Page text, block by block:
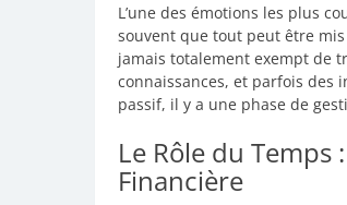
L’une des émotions les plus
souvent que tout peut être
jamais totalement exempt de
connaissances, et parfois des
passif, il y a une phase de
Le Rôle du Temps
Financière